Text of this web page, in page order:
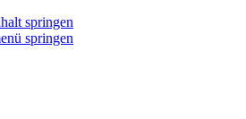
springen
springen